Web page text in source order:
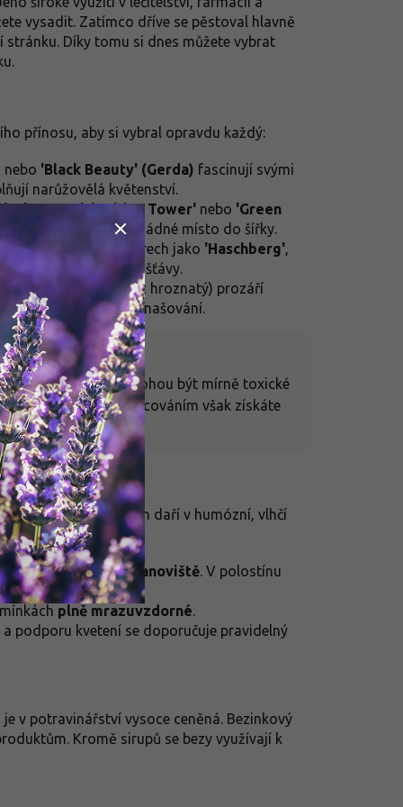
vysadit. Zatímco dříve se pěstoval hlavně
stránku. Díky tomu si dnes můžete vybrat
přínosu, aby si vybral opravdu každý:
nebo 'Black Beauty' (Gerda) fascinují svými
narůžovělá květenství.
Tower','Golden Tower' nebo 'Green
nezaberou téměř žádné místo do šířky.
osvědčených kultivarech jako 'Haschberg',
a vysoký obsah šťávy.
'Sutherland Gold' (bez hroznatý) prozáří
elegantní bílé panašování.
Syrové bobule mohou být mírně toxické
Tepelným zpracováním však získáte
ale nejvíce se jim daří v humózní, vlhčí
je klíčovéslunné stanoviště. V polostínu
plně mrazuvzdorné.
podporu kvetení se doporučuje pravidelný
v potravinářství vysoce ceněná. Bezinkový
Kromě sirupů se bezy využívají k